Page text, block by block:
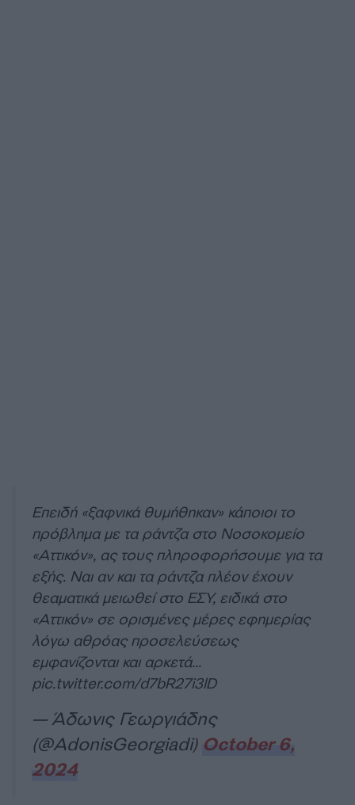
Επειδή «ξαφνικά θυμήθηκαν» κάποιοι το
πρόβλημα με τα ράντζα στο Νοσοκομείο
«Αττικόν», ας τους πληροφορήσουμε για τα
εξής. Ναι αν και τα ράντζα πλέον έχουν
θεαματικά μειωθεί στο ΕΣΥ, ειδικά στο
«Αττικόν» σε ορισμένες μέρες εφημερίας
λόγω αθρόας προσελεύσεως
εμφανίζονται και αρκετά…
pic.twitter.com/d7bR27i3lD
— Άδωνις Γεωργιάδης
(@AdonisGeorgiadi) October 6,
2024